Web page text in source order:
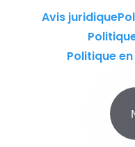
Avis juridique
Politique